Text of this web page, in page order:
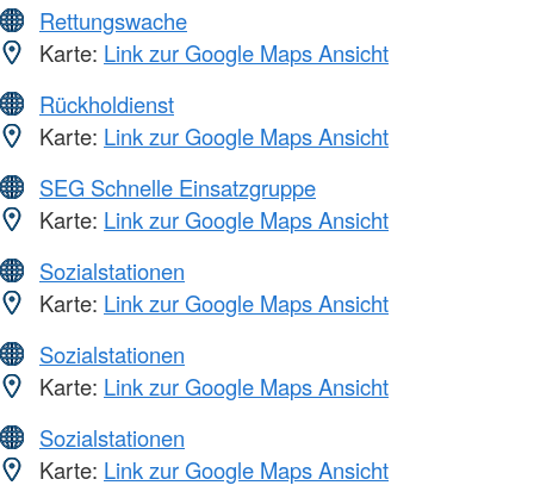
Rettungswache
Karte: Link zur Google Maps Ansicht
Rückholdienst
Karte: Link zur Google Maps Ansicht
SEG Schnelle Einsatzgruppe
Karte: Link zur Google Maps Ansicht
Sozialstationen
Karte: Link zur Google Maps Ansicht
Sozialstationen
Karte: Link zur Google Maps Ansicht
Sozialstationen
Karte: Link zur Google Maps Ansicht